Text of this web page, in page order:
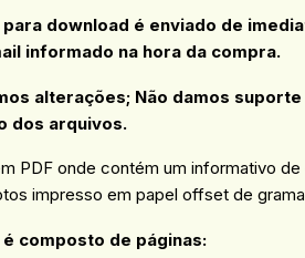
para download é enviado de
informado na hora da compra.
alterações; Não damos
dos arquivos.
PDF onde contém um informativo
impresso em papel offset de
é composto de páginas: